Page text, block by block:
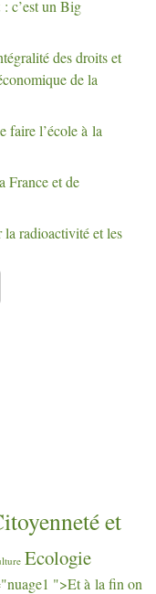
c’est un Big
des droits et
de la
faire l’école à la
France et de
la radioactivité et les
et
Ecologie
">Et à la fin on